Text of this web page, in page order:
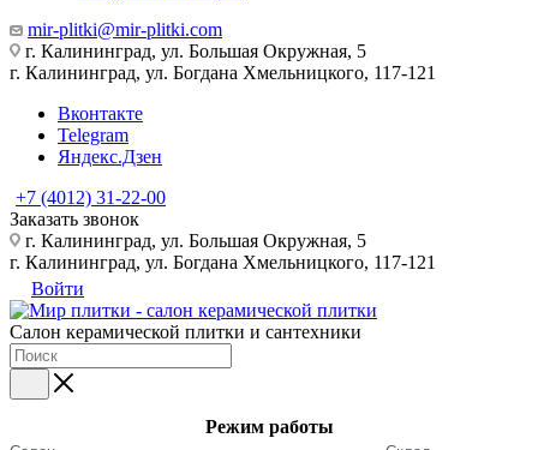
mir-plitki@mir-plitki.com
г. Калининград, ул. Большая Окружная, 5
г. Калининград, ул. Богдана Хмельницкого, 117-121
Вконтакте
Telegram
Яндекс.Дзен
+7 (4012) 31-22-00
Заказать звонок
г. Калининград, ул. Большая Окружная, 5
г. Калининград, ул. Богдана Хмельницкого, 117-121
Войти
Салон керамической плитки и сантехники
Режим работы